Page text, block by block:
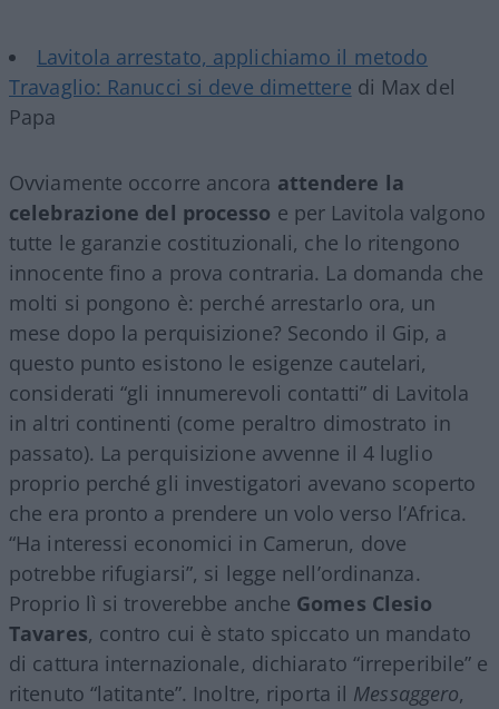
Lavitola arrestato, applichiamo il metodo
Travaglio: Ranucci si deve dimettere di Max del
Papa
Ovviamente occorre ancora attendere la
celebrazione del processo e per Lavitola valgono
tutte le garanzie costituzionali, che lo ritengono
innocente fino a prova contraria. La domanda che
molti si pongono è: perché arrestarlo ora, un
mese dopo la perquisizione? Secondo il Gip, a
questo punto esistono le esigenze cautelari,
considerati “gli innumerevoli contatti” di Lavitola
in altri continenti (come peraltro dimostrato in
passato). La perquisizione avvenne il 4 luglio
proprio perché gli investigatori avevano scoperto
che era pronto a prendere un volo verso l’Africa.
“Ha interessi economici in Camerun, dove
potrebbe rifugiarsi”, si legge nell’ordinanza.
Proprio lì si troverebbe anche Gomes Clesio
Tavares, contro cui è stato spiccato un mandato
di cattura internazionale, dichiarato “irreperibile” e
ritenuto “latitante”. Inoltre, riporta il Messaggero,